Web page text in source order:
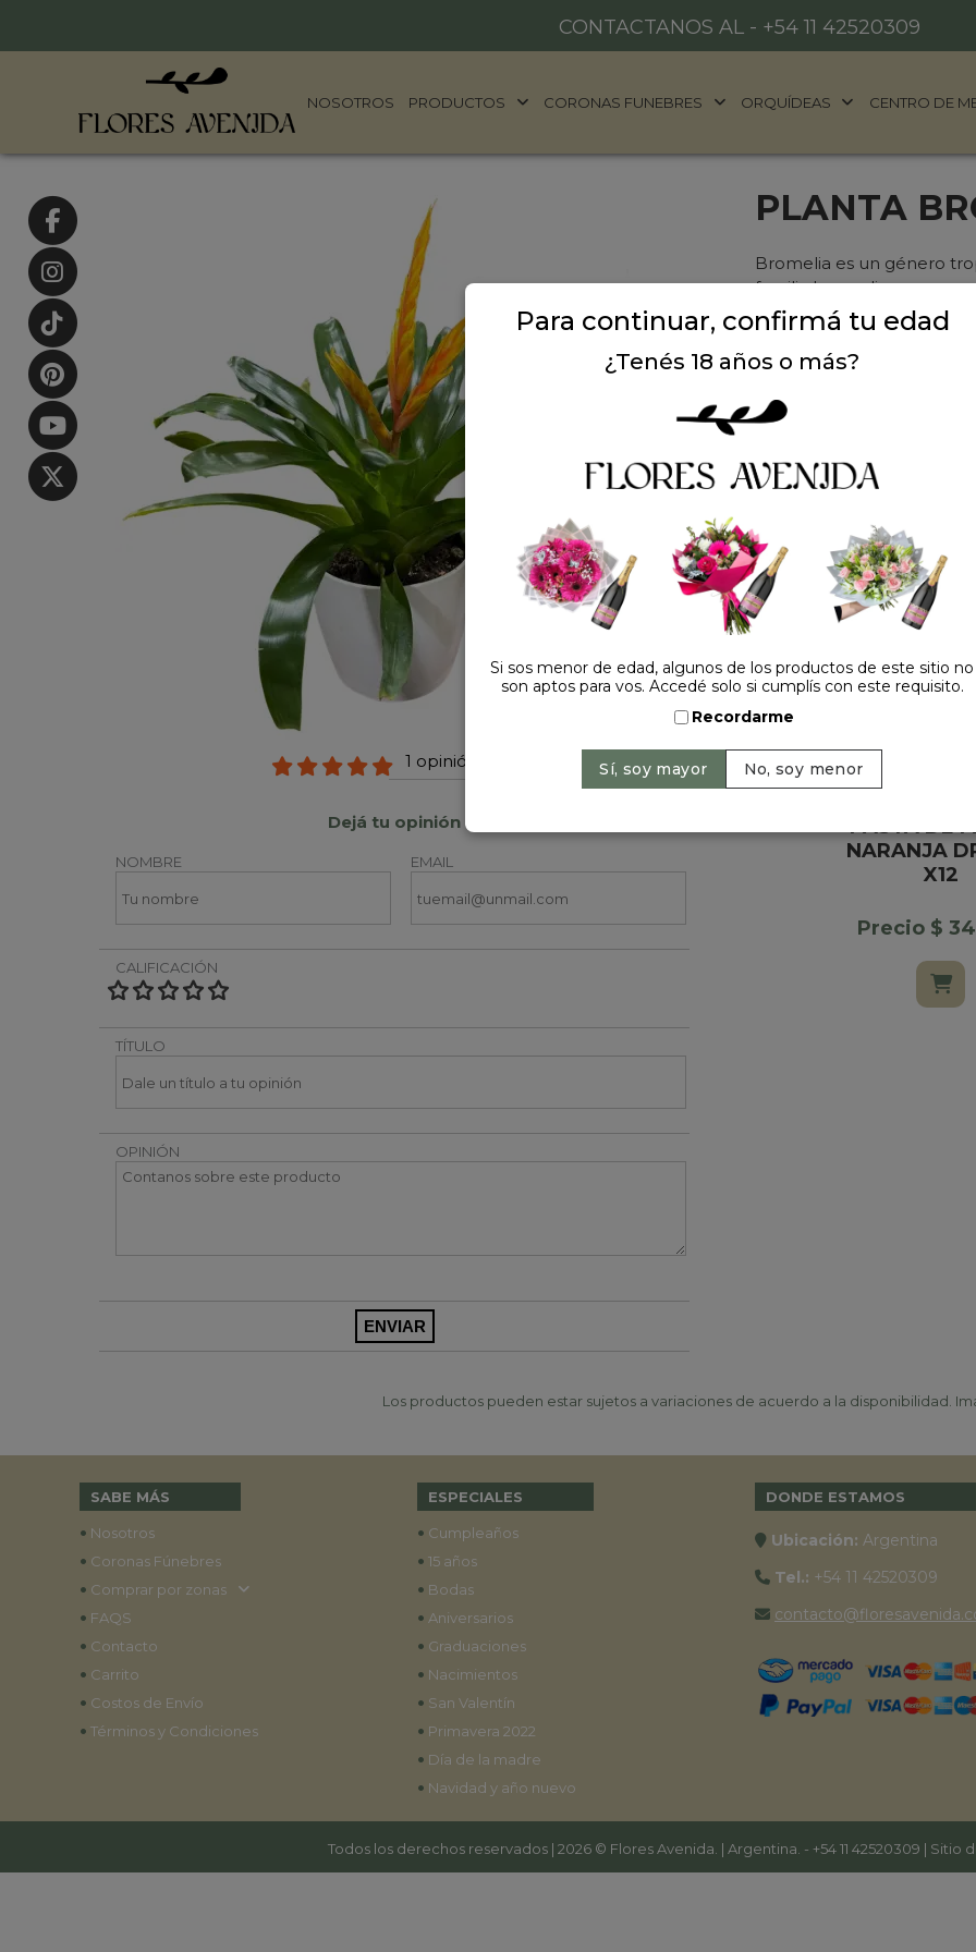
CONTACTANOS AL - +54 11 42520309
NOSOTROS PRODUCTOS CORONAS FUNEBRES ORQUÍDEAS CENTRO DE
1 opinión +
Dejá tu opinión
NOMBRE EMAIL
CALIFICACIÓN
TÍTULO
OPINIÓN
PLANTA
Bromelia es un género
familia bromeliaceae,
a plantas de otros
muy profundo.
Sin Stock
HACELO
CAJA DE
PASTA DE
NARANJA
X12
Precio $
Los productos pueden estar sujetos a variaciones de acuerdo a la disponibilidad.
SABE MÁS
• Nosotros
• Coronas Fúnebres
• Comprar por zonas
• FAQS
• Contacto
• Carrito
• Costos de Envío
• Términos y Condiciones
ESPECIALES
• Cumpleaños
• 15 años
• Bodas
• Aniversarios
• Graduaciones
• Nacimientos
• San Valentín
• Primavera 2022
• Día de la madre
• Navidad y año nuevo
DONDE ESTAMOS
Ubicación: Argentina
Tel.: +54 11 42520309
Todos los derechos reservados | 2026 © Flores Avenida. | Argentina. - +54 11 42520309 | Sitio
Para continuar, confirmá tu edad
¿Tenés 18 años o más?
Si sos menor de edad, algunos de los productos de este sitio no
son aptos para vos. Accedé solo si cumplís con este requisito.
Recordarme